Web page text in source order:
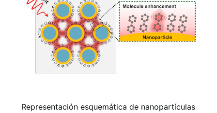
Representación esquemática de nanopartículas